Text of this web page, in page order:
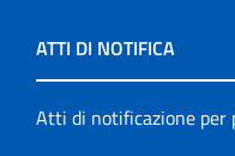
ATTI DI NOTIFICA
Atti di notificazione per